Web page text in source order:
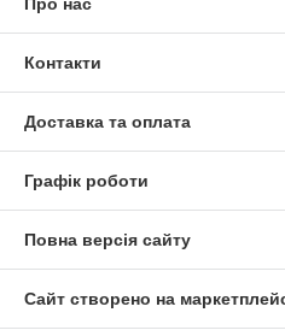
Контакти
Доставка та оплата
Графік роботи
Повна версія сайту
Сайт створено на